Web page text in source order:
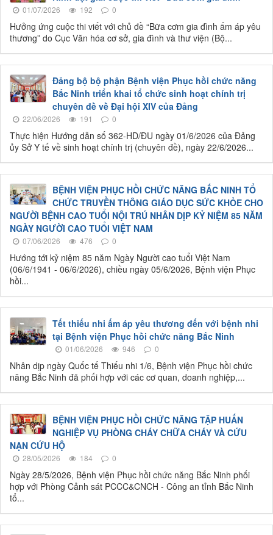
01/07/2026 192 0
Hưởng ứng cuộc thi viết với chủ đề “Bữa cơm gia đình ấm áp yêu
thương” do Cục Văn hóa cơ sở, gia đình và thư viện (Bộ...
Đảng bộ bộ phận Bệnh viện Phục hồi chức năng
Bắc Ninh triển khai tổ chức sinh hoạt chính trị
chuyên đề về Đại hội XIV của Đảng
22/06/2026 191 0
Thực hiện Hướng dẫn số 362-HD/ĐU ngày 01/6/2026 của Đảng
ủy Sở Y tế về sinh hoạt chính trị (chuyên đề), ngày 22/6/2026...
BỆNH VIỆN PHỤC HỒI CHỨC NĂNG BẮC NINH TỔ
CHỨC TRUYỀN THÔNG GIÁO DỤC SỨC KHỎE CHO
NGƯỜI BỆNH CAO TUỔI NỘI TRÚ NHÂN DỊP KỶ NIỆM 85 NĂM
NGÀY NGƯỜI CAO TUỔI VIỆT NAM
07/06/2026 476 0
Hướng tới kỷ niệm 85 năm Ngày Người cao tuổi Việt Nam
(06/6/1941 - 06/6/2026), chiều ngày 05/6/2026, Bệnh viện Phục
hồi...
Tết thiếu nhi ấm áp yêu thương đến với bệnh nhi
tại Bệnh viện Phục hồi chức năng Bắc Ninh
01/06/2026 946 0
Nhân dịp ngày Quốc tế Thiếu nhi 1/6, Bệnh viện Phục hồi chức
năng Bắc Ninh đã phối hợp với các cơ quan, doanh nghiệp,...
BỆNH VIỆN PHỤC HỒI CHỨC NĂNG TẬP HUẤN
NGHIỆP VỤ PHÒNG CHÁY CHỮA CHÁY VÀ CỨU
NẠN CỨU HỘ
28/05/2026 184 0
Ngày 28/5/2026, Bệnh viện Phục hồi chức năng Bắc Ninh phối
hợp với Phòng Cảnh sát PCCC&CNCH - Công an tỉnh Bắc Ninh
tổ...